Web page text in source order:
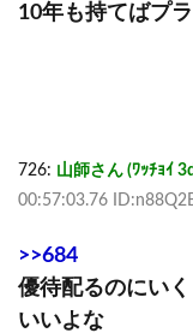
10年も持てばプ
726: 山師さん (ﾜｯﾁｮｲ
00:57:03.76
>>684
優待配るのにい
いいよな